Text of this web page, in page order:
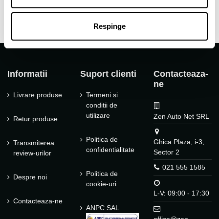
Respinge
Informatii
Livrare produse
Retur produse
Transmiterea
review-urilor
Despre noi
Contacteaza-ne
Suport clienti
Termeni si
conditii de
utilizare
Politica de
confidentialitate
Politica de
cookie-uri
ANPC SAL
Contacteaza-
ne
Zen Auto Net SRL
Ghica Plaza, i-3,
Sector 2
021 555 1585
L-V: 09:00 - 17:30